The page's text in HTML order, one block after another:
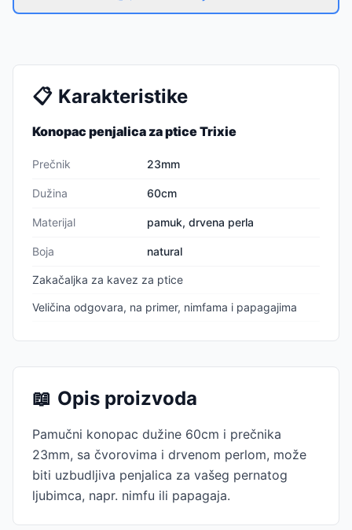
📋 Karakteristike
Konopac penjalica za ptice Trixie
Prečnik 23mm
Dužina 60cm
Materijal pamuk, drvena perla
Boja natural
Zakačaljka za kavez za ptice
Veličina odgovara, na primer, nimfama i papagajima
📖 Opis proizvoda
Pamučni konopac dužine 60cm i prečnika
23mm, sa čvorovima i drvenom perlom, može
biti uzbudljiva penjalica za vašeg pernatog
ljubimca, napr. nimfu ili papagaja.